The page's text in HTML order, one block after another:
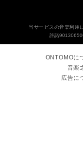
当サービスの音楽利用
許諾
ONTOMOに
音楽
広告に